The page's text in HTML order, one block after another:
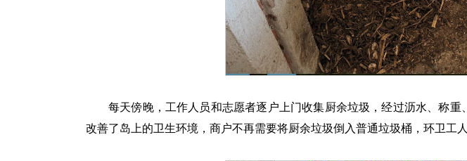
每天傍晚，工作人员和志愿者逐户上门收集厨余垃圾，经过沥水、称
改善了岛上的卫生环境，商户不再需要将厨余垃圾倒入普通垃圾桶，环卫工